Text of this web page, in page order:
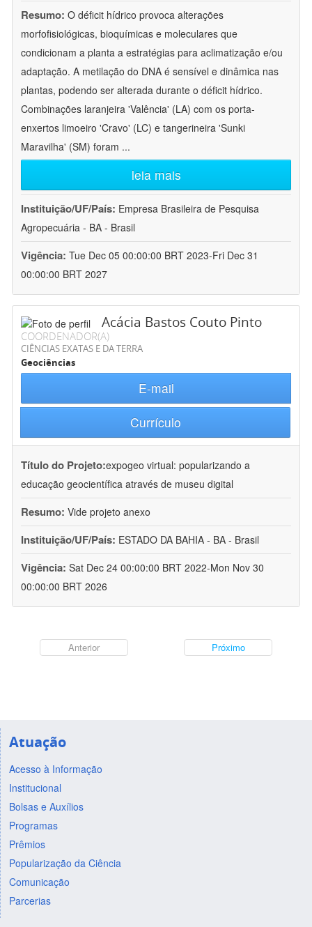
Resumo: O déficit hídrico provoca alterações
morfofisiológicas, bioquímicas e moleculares que
condicionam a planta a estratégias para aclimatização e/ou
adaptação. A metilação do DNA é sensível e dinâmica nas
plantas, podendo ser alterada durante o déficit hídrico.
Combinações laranjeira 'Valência' (LA) com os porta-
enxertos limoeiro 'Cravo' (LC) e tangerineira 'Sunki
Maravilha' (SM) foram ...
leia mais
Instituição/UF/País: Empresa Brasileira de Pesquisa
Agropecuária - BA - Brasil
Vigência: Tue Dec 05 00:00:00 BRT 2023-Fri Dec 31
00:00:00 BRT 2027
Acácia Bastos Couto Pinto
COORDENADOR(A)
CIÊNCIAS EXATAS E DA TERRA
Geociências
E-mail
Currículo
Título do Projeto:expogeo virtual: popularizando a
educação geocientífica através de museu digital
Resumo: Vide projeto anexo
Instituição/UF/País: ESTADO DA BAHIA - BA - Brasil
Vigência: Sat Dec 24 00:00:00 BRT 2022-Mon Nov 30
00:00:00 BRT 2026
Anterior Próximo
Atuação
Acesso à Informação
Institucional
Bolsas e Auxílios
Programas
Prêmios
Popularização da Ciência
Comunicação
Parcerias